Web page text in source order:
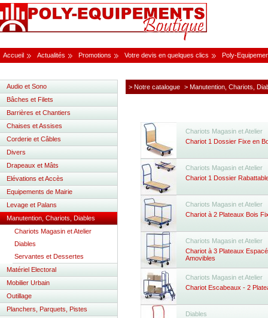
Accueil Actualités Promotions Votre devis en quelques clics Poly-
> Notre catalogue > Manutention, Chariots,
Chariots Magasin et Atelier
Chariot 1 Dossier Fixe en
Chariots Magasin et Atelier
Chariot 1 Dossier
Chariots Magasin et Atelier
Chariot à 2 Plateaux Bois
Chariots Magasin et Atelier
Chariot à 3 Plateaux
Amovibles
Chariots Magasin et Atelier
Chariot Escabeaux - 2
Diables
Audio et Sono
Bâches et Filets
Barrières et Chantiers
Chaises et Assises
Corderie et Câbles
Divers
Drapeaux et Mâts
Elévations et Accès
Equipements de Mairie
Levage et Palans
Manutention, Chariots, Diables
Chariots Magasin et Atelier
Diables
Servantes et Dessertes
Matériel Electoral
Mobilier Urbain
Outillage
Planchers, Parquets, Pistes